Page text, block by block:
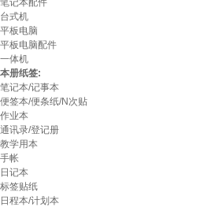
笔记本配件
台式机
平板电脑
平板电脑配件
一体机
本册纸签:
笔记本/记事本
便签本/便条纸/N次贴
作业本
通讯录/登记册
教学用本
手帐
日记本
标签贴纸
日程本/计划本